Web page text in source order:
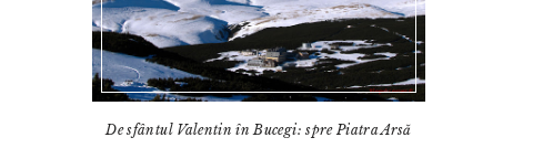
De sfântul Valentin în Bucegi: spre Piatra Arsă